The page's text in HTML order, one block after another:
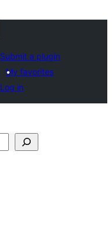
Submit a plugin
My favorites
Log in